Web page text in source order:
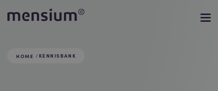
HOME KENNISBANK